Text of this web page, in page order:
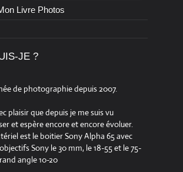
Livre Photos
JE ?
de photographie depuis 2007.
plaisir que depuis je me suis vu
et espère encore et encore évoluer.
est le boitier Sony Alpha 65 avec
Sony le 30 mm, le 18-55 et le 75-
angle 10-20